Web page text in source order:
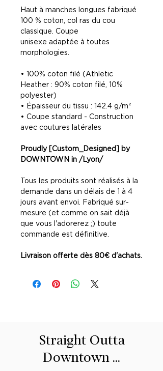
Haut à manches longues fabriqué
100 % coton, col ras du cou
classique. Coupe
unisexe adaptée à toutes
morphologies.
• 100% coton filé (Athletic
Heather : 90% coton filé, 10%
polyester)
• Épaisseur du tissu : 142.4 g/m²
• Coupe standard - Construction
avec coutures latérales
Proudly [Custom_Designed] by
DOWNTOWN in /Lyon/
Tous les produits sont réalisés à la
demande dans un délais de 1 à 4
jours avant envoi. Fabriqué sur-
mesure (et comme on sait déjà
que vous l'adorerez ;) toute
commande est définitive.
Livraison offerte dès 80€ d'achats.
Straight Outta
Downtown ...